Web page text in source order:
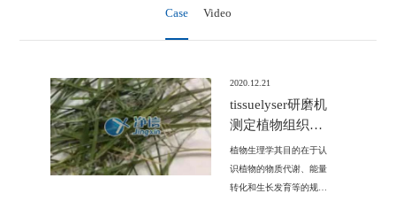
Case Video
2020.12.21
tissuelyser研磨机
测定植物组织的
成分含量及酶活
植物生理学其目的在于认
识植物的物质代谢、能量
转化和生长发育等的规律